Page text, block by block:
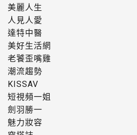
美麗人生
人見人愛
達特中醫
美好生活網
老饕歪嘴雞
潮流趨勢
KISSAV
短視頻一姐
劍羽勝一
魅力妝容